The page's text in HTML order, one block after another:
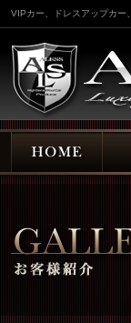
VIPカー、ドレスアップカー